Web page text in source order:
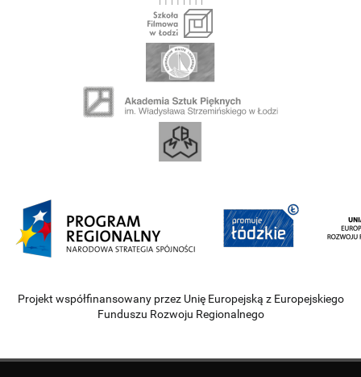
Projekt współfinansowany przez Unię Europejską z Europejskiego
Funduszu Rozwoju Regionalnego